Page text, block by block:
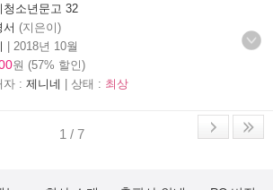
청소년문고 32
서 (지은이)
| 2018년 10월
원 (57% 할인)
자 : 제니네 | 상태 : 최상
1 / 7